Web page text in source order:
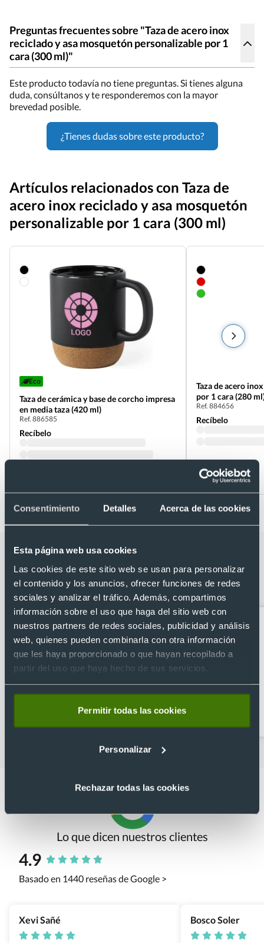
Consentimiento Detalles Acerca de las cookies
Esta página web usa cookies
Las cookies de este sitio web se usan para personalizar
el contenido y los anuncios, ofrecer funciones de redes
sociales y analizar el tráfico. Además, compartimos
información sobre el uso que haga del sitio web con
nuestros partners de redes sociales, publicidad y análisis
web, quienes pueden combinarla con otra información
que les haya proporcionado o que hayan recopilado a
partir del uso que haya hecho de sus servicios.
Permitir todas las cookies
Personalizar
Rechazar todas las cookies
Preguntas frecuentes sobre "Taza de acero inox
reciclado y asa mosquetón personalizable por 1
cara (300 ml)"
Este producto todavía no tiene preguntas. Si tienes alguna
duda, consúltanos y te responderemos con la mayor
brevedad posible.
¿Tienes dudas sobre este producto?
Artículos relacionados con Taza de
acero inox reciclado y asa mosquetón
personalizable por 1 cara (300 ml)
Eco
Taza de cerámica y base de corcho impresa
en media taza (420 ml)
Ref. 886585
Recíbelo
Taza de acero
por 1 cara (280
Ref. 884656
Recíbelo
Desde 1,90 €
Categorías relacionadas con Taza de
acero inox reciclado y asa mosquetón
personalizable por 1 cara (300 ml)
Abridores
Artículos para la cocina
Lo que dicen nuestros clientes
4.9
Basado en 1440 reseñas de Google >
Xevi Sañé Bosco Soler